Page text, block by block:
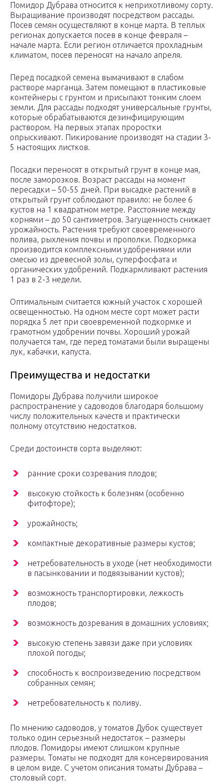
Помидор Дубрава относится к неприхотливому сорту.
Выращивание производят посредством рассады.
Посев семян осуществляют в конце марта. В теплых
регионах допускается посев в конце февраля –
начале марта. Если регион отличается прохладным
климатом, посев переносят на начало апреля.
Перед посадкой семена вымачивают в слабом
растворе марганца. Затем помещают в пластиковые
контейнеры с грунтом и присыпают тонким слоем
земли. Для рассады подходят универсальные грунты,
которые обрабатываются дезинфицирующим
раствором. На первых этапах проростки
опрыскивают. Пикирование производят на стадии 3-
5 настоящих листков.
Посадки переносят в открытый грунт в конце мая,
после заморозков. Возраст рассады на момент
пересадки – 50-55 дней. При высадке растений в
открытый грунт соблюдают правило: не более 6
кустов на 1 квадратном метре. Расстояние между
корнями – до 50 сантиметров. Загущенность снижает
урожайность. Растения требуют своевременного
полива, рыхления почвы и прополки. Подкормка
производится комплексными удобрениями или
смесью из древесной золы, суперфосфата и
органических удобрений. Подкармливают растения
1 раз в 2-3 недели.
Оптимальным считается южный участок с хорошей
освещенностью. На одном месте сорт может расти
порядка 5 лет при своевременной подкормке и
грамотном удобрении почвы. Хороший урожай
получается там, где перед томатами были выращены
лук, кабачки, капуста.
Преимущества и недостатки
Помидоры Дубрава получили широкое
распространение у садоводов благодаря большому
числу положительных качеств и практически
полному отсутствию недостатков.
Среди достоинств сорта выделяют:
ранние сроки созревания плодов;
высокую стойкость к болезням (особенно
фитофторе);
урожайность;
компактные декоративные размеры кустов;
нетребовательность в уходе (нет необходимости
в пасынковании и подвязывании кустов);
возможность транспортировки, лежкость
плодов;
возможность дозревания в домашних условиях;
высокую степень завязи даже при условиях
плохой погоды;
способность к воспроизведению посредством
собранных семян;
нетребовательность к поливу.
По мнению садоводов, у томатов Дубок существует
только один серьезный недостаток – размеры
плодов. Помидоры имеют слишком крупные
размеры. Томаты не подходят для консервирования
в целом виде. С учетом описания томаты Дубрава –
столовый сорт.